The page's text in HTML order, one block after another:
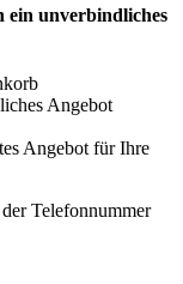
ein unverbindliches
Angebot
Angebot für Ihre
Telefonnummer